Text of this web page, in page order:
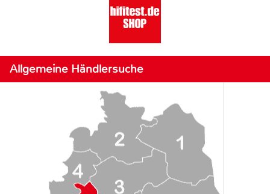
Allgemeine Händlersuche